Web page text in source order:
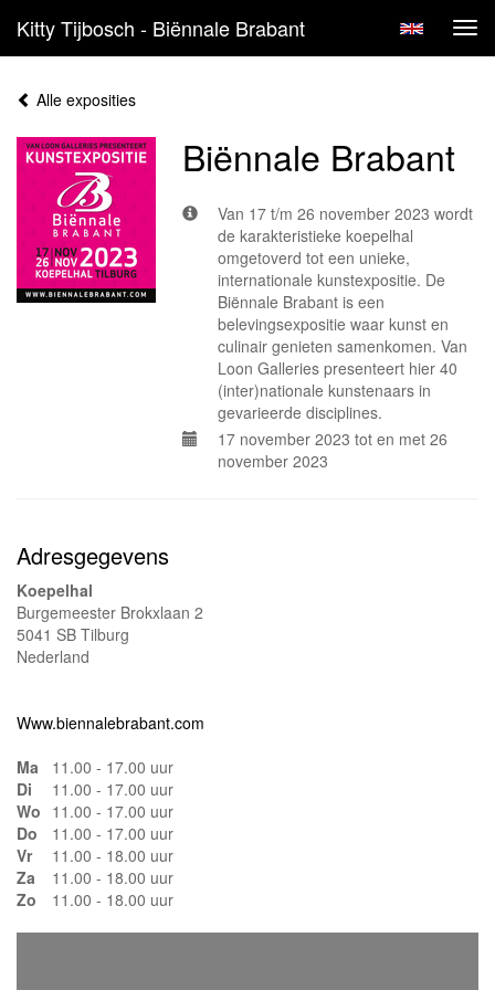
Kitty Tijbosch - Biënnale Brabant
Alle exposities
Biënnale Brabant
Van 17 t/m 26 november 2023 wordt
de karakteristieke koepelhal
omgetoverd tot een unieke,
internationale kunstexpositie. De
Biënnale Brabant is een
belevingsexpositie waar kunst en
culinair genieten samenkomen. Van
Loon Galleries presenteert hier 40
(inter)nationale kunstenaars in
gevarieerde disciplines.
17 november 2023 tot en met 26
november 2023
Adresgegevens
Koepelhal
Burgemeester Brokxlaan 2
5041 SB Tilburg
Nederland
Www.biennalebrabant.com
Ma
11.00 - 17.00 uur
Di
11.00 - 17.00 uur
Wo 11.00 - 17.00 uur
Do
11.00 - 17.00 uur
Vr
11.00 - 18.00 uur
Za
11.00 - 18.00 uur
Zo
11.00 - 18.00 uur